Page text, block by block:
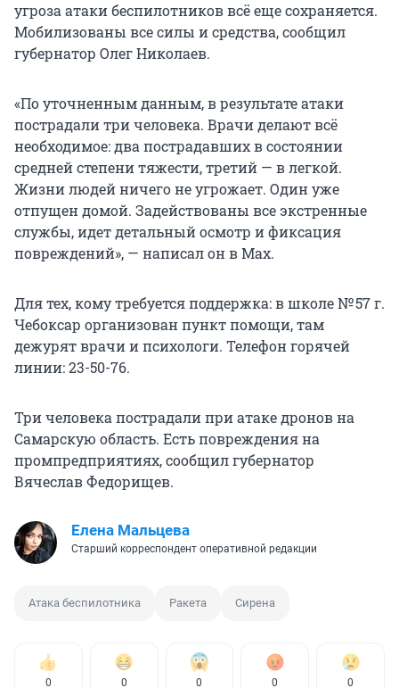
угроза атаки беспилотников всё еще сохраняется.
Мобилизованы все силы и средства, сообщил
губернатор Олег Николаев.
«По уточненным данным, в результате атаки
пострадали три человека. Врачи делают всё
необходимое: два пострадавших в состоянии
средней степени тяжести, третий — в легкой.
Жизни людей ничего не угрожает. Один уже
отпущен домой. Задействованы все экстренные
службы, идет детальный осмотр и фиксация
повреждений», — написал он в Max.
Для тех, кому требуется поддержка: в школе № 57 г.
Чебоксар организован пункт помощи, там
дежурят врачи и психологи. Телефон горячей
линии: 23-50-76.
Три человека пострадали при атаке дронов на
Самарскую область. Есть повреждения на
промпредприятиях, сообщил губернатор
Вячеслав Федорищев.
Елена Мальцева
Старший корреспондент оперативной редакции
Атака беспилотника Ракета Сирена
0 0 0 0 0